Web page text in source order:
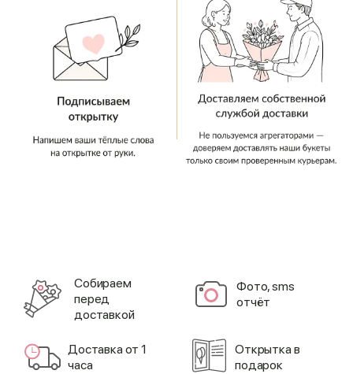
Cобираем
перед
доставкой
Фото, sms
отчёт
Доставка от 1
часа
Открытка в
подарок